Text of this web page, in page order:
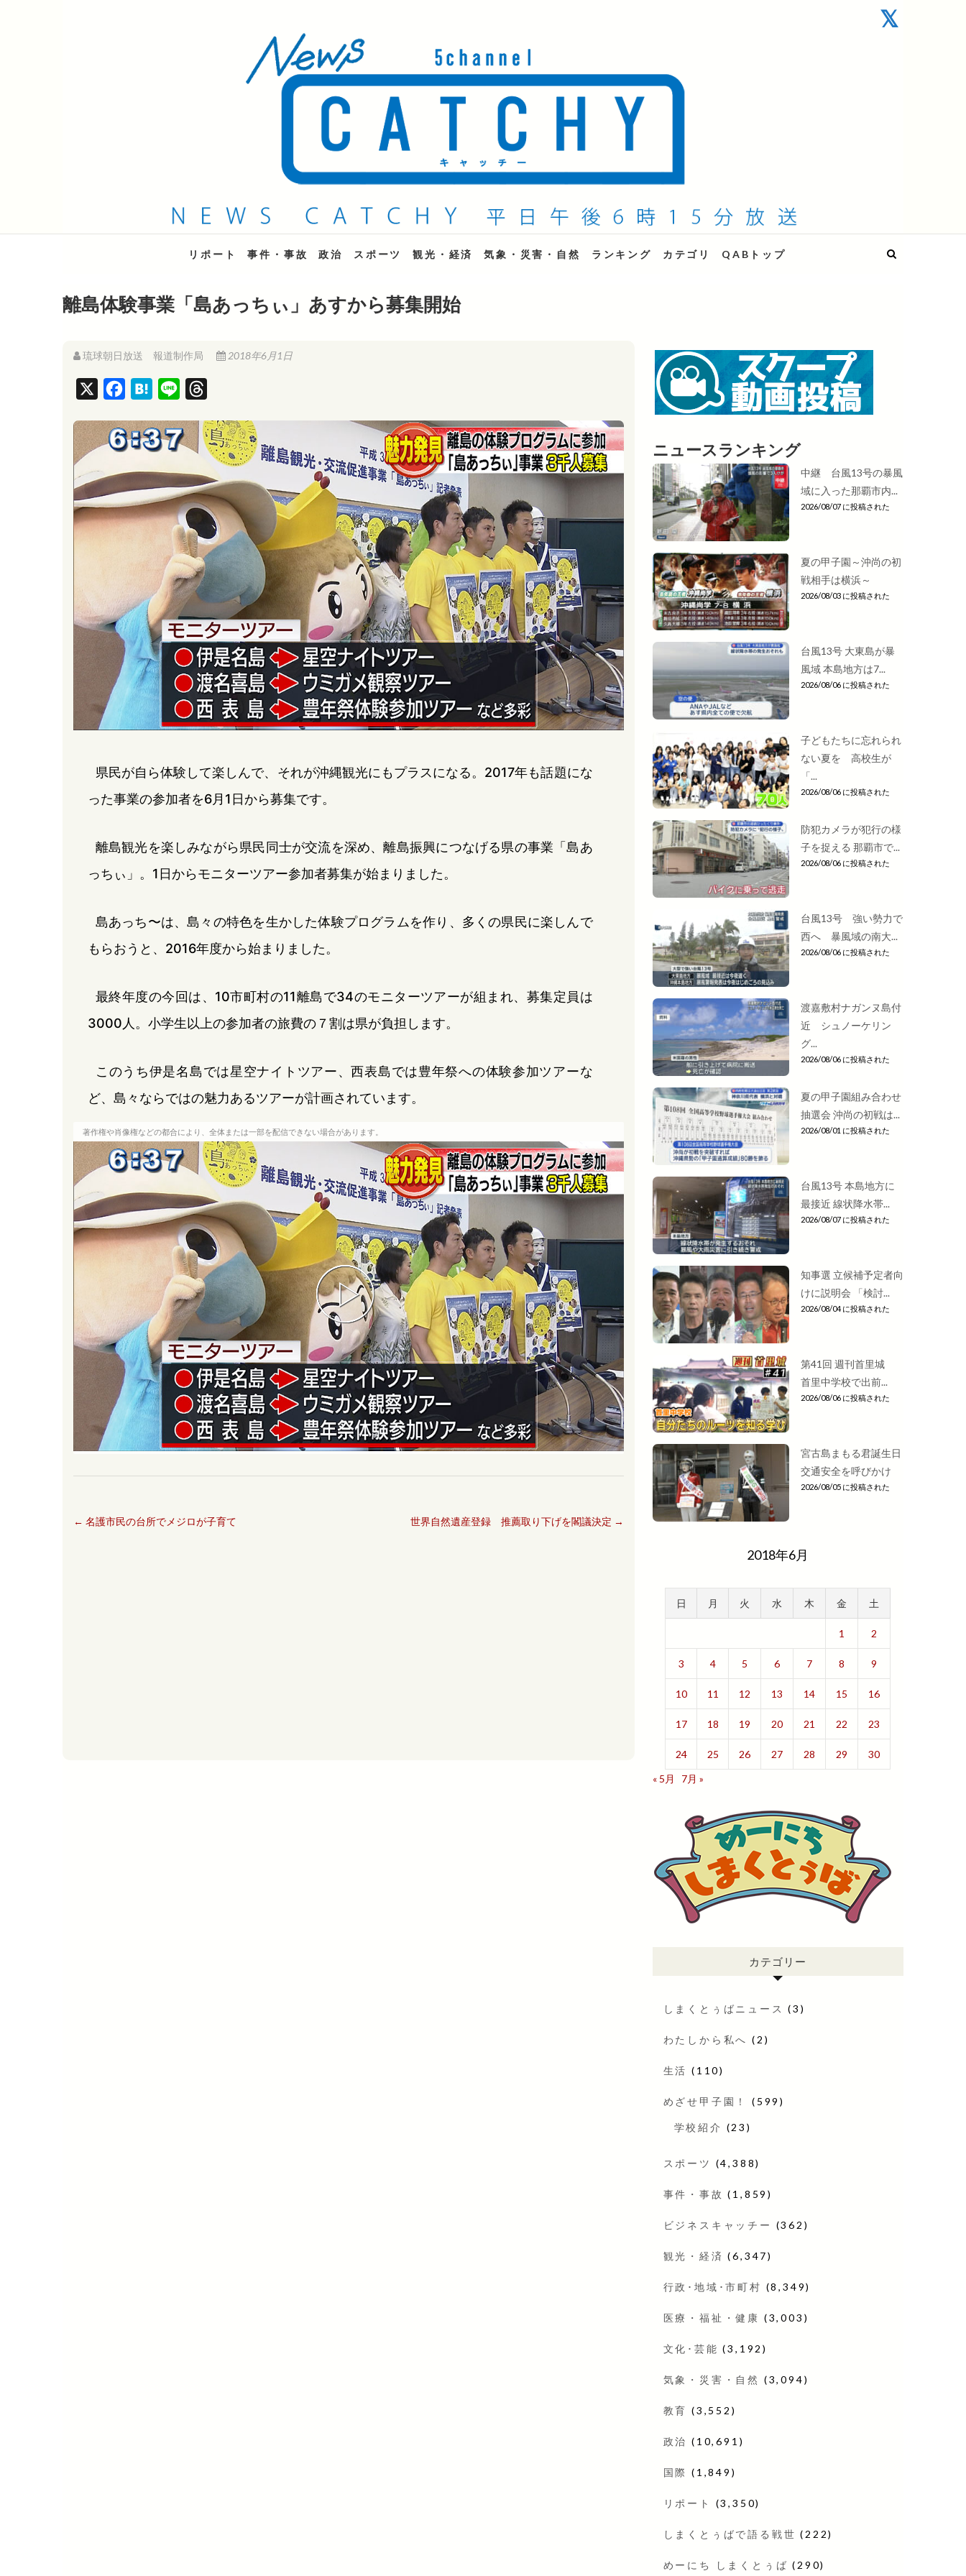
QAB NEWS Headline
キャッチー 月曜〜金曜 午後6時15分放送
リポート 事件・事故 政治 スポーツ 観光・経済 気象・災害・自然 ランキング カテゴリ QABトップ
離島体験事業「島あっちぃ」あすから募集開始
琉球朝日放送 報道制作局 2018年6月1日
c
e
b
o
o
H
t
e
n
a
n
r
e
a
d
s
県民が自ら体験して楽しんで、それが沖縄観光にもプラスになる。2017年も話題にな
った事業の参加者を6月1日から募集です。
離島観光を楽しみながら県民同士が交流を深め、離島振興につなげる県の事業「島あ
っちぃ」。1日からモニターツアー参加者募集が始まりました。
島あっち〜は、島々の特色を生かした体験プログラムを作り、多くの県民に楽しんで
もらおうと、2016年度から始まりました。
最終年度の今回は、10市町村の11離島で34のモニターツアーが組まれ、募集定員は
3000人。小学生以上の参加者の旅費の７割は県が負担します。
このうち伊是名島では星空ナイトツアー、西表島では豊年祭への体験参加ツアーな
ど、島々ならではの魅力あるツアーが計画されています。
著作権や肖像権などの都合により、全体または一部を配信できない場合があります。
← 名護市民の台所でメジロが子育て 世界自然遺産登録 推薦取り下げを閣議決定 →
ニュースランキング
中継 台風13号の暴風
域に入った那覇市内...
2026/08/07 に投稿された
夏の甲子園～沖尚の初
戦相手は横浜～
2026/08/03 に投稿された
台風13号 大東島が暴
風域 本島地方は7...
2026/08/06 に投稿された
子どもたちに忘れられ
ない夏を 高校生が
「...
2026/08/06 に投稿された
防犯カメラが犯行の様
子を捉える 那覇市で...
2026/08/06 に投稿された
台風13号 強い勢力で
西へ 暴風域の南大...
2026/08/06 に投稿された
渡嘉敷村ナガンヌ島付
近 シュノーケリン
グ...
2026/08/06 に投稿された
夏の甲子園組み合わせ
抽選会 沖尚の初戦は...
2026/08/01 に投稿された
台風13号 本島地方に
最接近 線状降水帯...
2026/08/07 に投稿された
知事選 立候補予定者向
けに説明会 「検討...
2026/08/04 に投稿された
第41回 週刊首里城
首里中学校で出前...
2026/08/06 に投稿された
宮古島まもる君誕生日
交通安全を呼びかけ
2026/08/05 に投稿された
2018年6月
日 月 火 水 木 金 土
1 2
3 4 5 6 7 8 9
10 11 12 13 14 15 16
17 18 19 20 21 22 23
24 25 26 27 28 29
30
« 5月
7月 »
カテゴリー
しまくとぅばニュース (3)
わたしから私へ (2)
生活 (110)
めざせ甲子園！ (599)
学校紹介 (23)
スポーツ (4,388)
事件・事故 (1,859)
ビジネスキャッチー (362)
観光・経済 (6,347)
行政･地域･市町村 (8,349)
医療・福祉・健康 (3,003)
文化･芸能 (3,192)
気象・災害・自然 (3,094)
教育 (3,552)
政治 (10,691)
国際 (1,849)
リポート (3,350)
しまくとぅばで語る戦世 (222)
めーにち しまくとぅば (290)